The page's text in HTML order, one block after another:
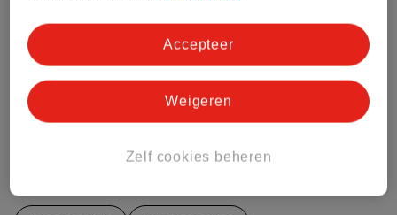
Impact Score.
Meer informatie
Bestel & Bezorginformatie
Zelf cookies beheren
Weigeren
Accepteer